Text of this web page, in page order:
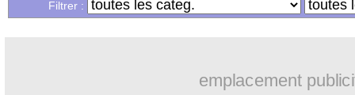
Filtrer :
emplacement